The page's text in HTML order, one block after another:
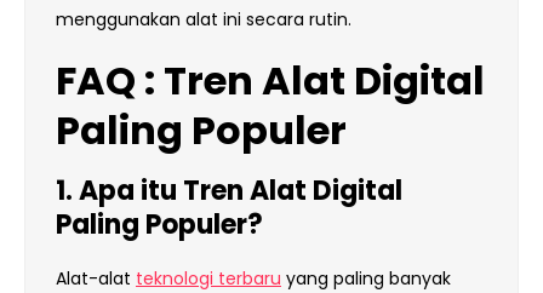
menggunakan alat ini secara rutin.
FAQ : Tren Alat Digital
Paling Populer
1. Apa itu Tren Alat Digital
Paling Populer?
Alat-alat teknologi terbaru yang paling banyak